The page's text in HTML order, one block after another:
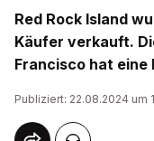
Red Rock Island
Käufer verkauft.
Francisco hat
Publiziert: 22.08.2024 um